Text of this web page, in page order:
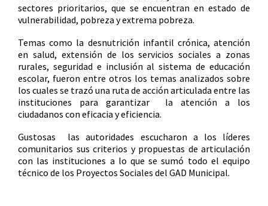
sectores prioritarios, que se encuentran en estado de
vulnerabilidad, pobreza y extrema pobreza.
Temas como la desnutrición infantil crónica, atención
en salud, extensión de los servicios sociales a zonas
rurales, seguridad e inclusión al sistema de educación
escolar, fueron entre otros los temas analizados sobre
los cuales se trazó una ruta de acción articulada entre las
instituciones para garantizar la atención a los
ciudadanos con eficacia y eficiencia.
Gustosas las autoridades escucharon a los líderes
comunitarios sus criterios y propuestas de articulación
con las instituciones a lo que se sumó todo el equipo
técnico de los Proyectos Sociales del GAD Municipal.